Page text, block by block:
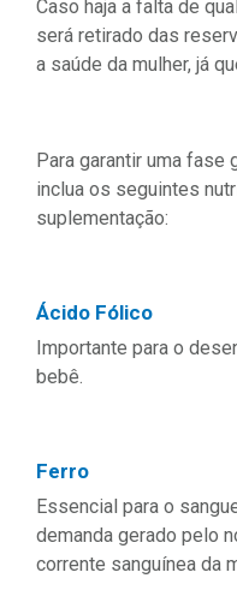
Caso haja a falta de
será retirado das
a saúde da mulher, já
Para garantir uma fase
inclua os seguintes
suplementação:
Ácido Fólico
Importante para o
bebê.
Ferro
Essencial para o
demanda gerado pelo
corrente sanguínea da